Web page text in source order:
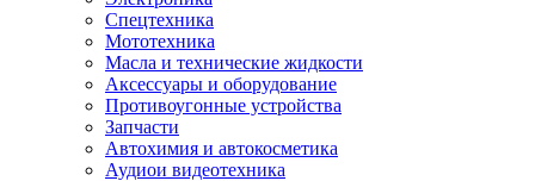
Спецтехника
Мототехника
Масла и технические жидкости
Аксессуары и оборудование
Противоугонные устройства
Запчасти
Автохимия и автокосметика
Аудиои видеотехника